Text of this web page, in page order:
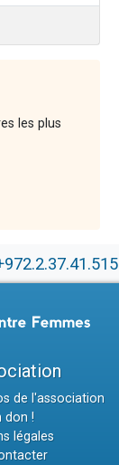
les plus
de l'association
don !
légales